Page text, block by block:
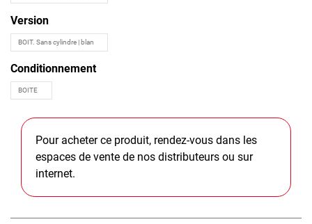
Version
Conditionnement
Pour acheter ce produit, rendez-vous dans les
espaces de vente de nos distributeurs ou sur
internet.